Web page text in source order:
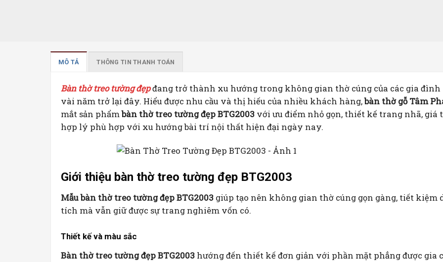
MÔ TẢ THÔNG TIN THANH TOÁN
Bàn thờ treo tường đẹpđang trở thành xu hướng trong không gian thờ cúng của các gia
vài năm trở lại đây. Hiểu được nhu cầu và thị hiếu của nhiều khách hàng,bàn thờ gỗ Tâm
mắt sản phẩmbàn thờ treo tường đẹp BTG2003 với ưu điểm nhỏ gọn, thiết kế trang nhã, giá
hợp lý phù hợp với xu hướng bài trí nội thất hiện đại ngày nay.
Giới thiệu bàn thờ treo tường đẹp BTG2003
Mẫu bàn thờ treo tường đẹp BTG2003 giúp tạo nên không gian thờ cúng gọn gàng, tiết kiệm
tích mà vẫn giữ được sự trang nghiêm vốn có.
Thiết kế và màu sắc
Bàn thờ treo tường đẹp BTG2003 hướng đến thiết kế đơn giản với phần mặt phẳng được gia